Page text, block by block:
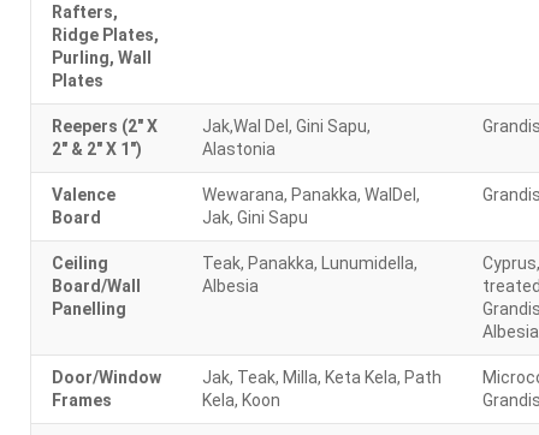
Rafters,
Ridge Plates,
Purling, Wall
Plates
Reepers (2" X
2" & 2" X 1")
Jak,Wal Del, Gini Sapu,
Alastonia
Valence
Board
Wewarana, Panakka, WalDel,
Jak, Gini Sapu
Ceiling
Board/Wall
Panelling
Teak, Panakka, Lunumidella,
Albesia
Albesia
Door/Window
Frames
Jak, Teak, Milla, Keta Kela, Path
Kela, Koon